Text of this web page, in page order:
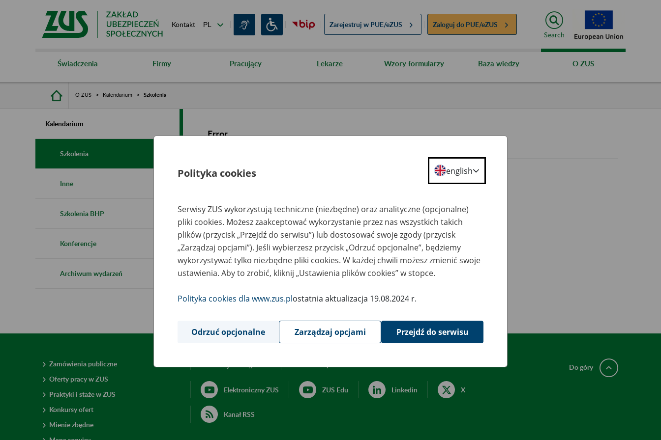
Kontakt Zarejestruj w PUE/eZUS Zaloguj do PUE/eZUS
Search
Świadczenia Firmy Pracujący Lekarze Wzory formularzy Baza wiedzy O ZUS
O ZUS Kalendarium Szkolenia
Kalendarium
Szkolenia
Inne
Szkolenia BHP
Konferencje
Archiwum wydarzeń
Error
Zamówienia publiczne
Oferty pracy w ZUS
Praktyki i staże w ZUS
Konkursy ofert
Mienie zbędne
Elektroniczny ZUS ZUS Edu Linkedin X
Kanał RSS
Do góry
Polityka cookies english
Serwisy ZUS wykorzystują techniczne (niezbędne) oraz analityczne (opcjonalne)
pliki cookies. Możesz zaakceptować wykorzystanie przez nas wszystkich takich
plików (przycisk „Przejdź do serwisu”) lub dostosować swoje zgody (przycisk
„Zarządzaj opcjami”). Jeśli wybierzesz przycisk „Odrzuć opcjonalne”, będziemy
wykorzystywać tylko niezbędne pliki cookies. W każdej chwili możesz zmienić swoje
ustawienia. Aby to zrobić, kliknij „Ustawienia plików cookies” w stopce.
Polityka cookies dla www.zus.plostatnia aktualizacja 19.08.2024 r.
Odrzuć opcjonalne Zarządzaj opcjami Przejdź do serwisu